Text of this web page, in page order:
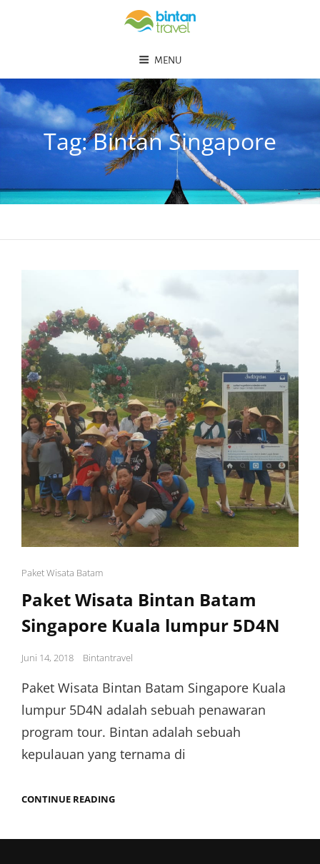
MENU
Tag:Bintan Singapore
Cat
Paket Wisata Batam
Paket Wisata Bintan Batam
Singapore Kuala lumpur 5D4N
Posted
Juni 14, 2018 Bintantravel
Paket Wisata Bintan Batam Singapore Kuala
lumpur 5D4N adalah sebuah penawaran
program tour. Bintan adalah sebuah
kepulauan yang ternama di
CONTINUE READINGPAKET